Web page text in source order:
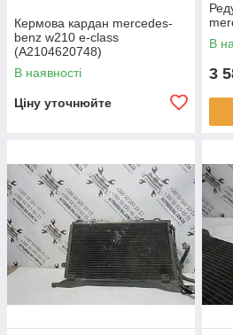
Кермова кардан mercedes-
benz w210 e-class
(A2104620748)
В наявності
Ціну уточнюйте
В
3